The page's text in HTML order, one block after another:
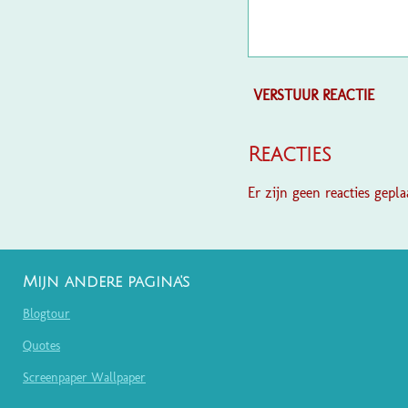
VERSTUUR REACTIE
Reacties
Er zijn geen reacties
Mijn andere pagina's
Blogtour
Quotes
Screenpaper Wallpaper